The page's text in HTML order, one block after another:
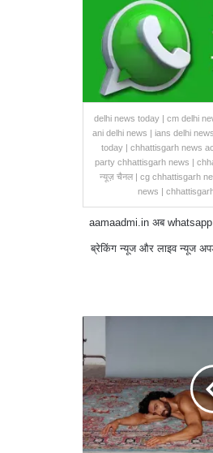
delhi news today | cm delhi
ani delhi news | ians delhi
today | chhattisgarh news
party chhattisgarh news |
न्यूज़ चैनल | cg chhattisgarh
news |
aamaadmi.in अब whatsapp
ब्रेकिंग न्यूज और लाइव न्यूज
तस्वीरों
से
छेड़छाड़
की
गई
रणवीर
सिंह